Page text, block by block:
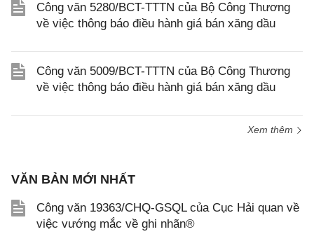
Công văn 5280/BCT-TTTN của Bộ Công Thương
về việc thông báo điều hành giá bán xăng dầu
Công văn 5009/BCT-TTTN của Bộ Công Thương
về việc thông báo điều hành giá bán xăng dầu
Xem thêm
VĂN BẢN MỚI NHẤT
Công văn 19363/CHQ-GSQL của Cục Hải quan về
việc vướng mắc về ghi nhãn®